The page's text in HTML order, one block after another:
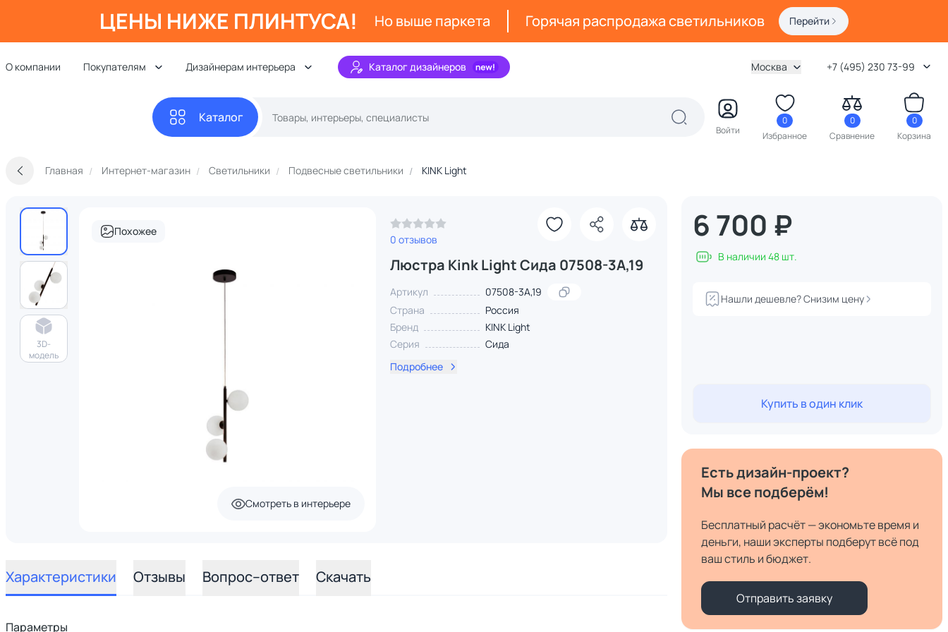
ЦЕНЫ НИЖЕ ПЛИНТУСА! Но выше паркета Горячая распродажа светильников Перейти
О компании Покупателям Дизайнерам интерьера Каталог дизайнеров Москва +7 (495) 230 73-99
Каталог
Войти
0
Избранное
0
Сравнение
0
Корзина
Главная Интернет-магазин Светильники Подвесные светильники KINK Light
3D-
модель
Похожее
Смотреть в интерьере
0 отзывов
Люстра Kink Light Сида 07508-3A,19
Артикул
07508-3A,19
Страна
Россия
Бренд
KINK Light
Серия
Сида
Подробнее
Характеристики Отзывы Вопрос–ответ Скачать
Параметры
6 700 ₽
В наличии 48 шт.
Нашли дешевле? Снизим цену
Купить в один клик
Есть дизайн-проект?
Мы все подберём!
Бесплатный расчёт — экономьте время и
деньги, наши эксперты подберут всё под
ваш стиль и бюджет.
Отправить заявку